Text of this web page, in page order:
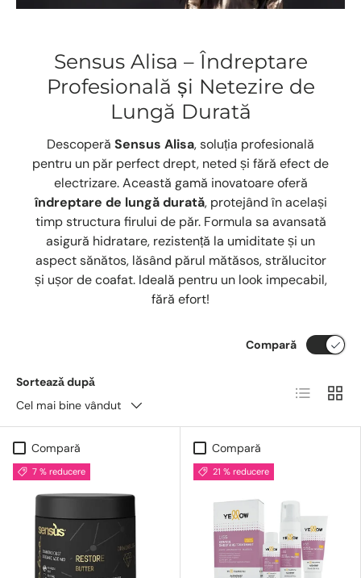
Sensus Alisa – Îndreptare
Profesională și Netezire de
Lungă Durată
Descoperă Sensus Alisa, soluția profesională
pentru un păr perfect drept, neted și fără efect de
electrizare. Această gamă inovatoare oferă
îndreptare de lungă durată, protejând în același
timp structura firului de păr. Formula sa avansată
asigură hidratare, rezistență la umiditate și un
aspect sănătos, lăsând părul mătăsos, strălucitor
și ușor de coafat. Ideală pentru un look impecabil,
fără efort!
Sorteazǎ dupǎ
Cel mai bine vândut
Compară
Lista Grid
Compară
7 % reducere
Compară
21 % reducere